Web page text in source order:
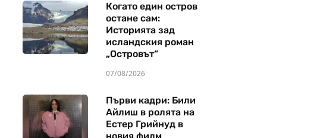
Когато един остров
остане сам:
Историята зад
исландския роман
„Островът“
07/08/2026
Първи кадри: Били
Айлиш в ролята на
Естер Грийнуд в